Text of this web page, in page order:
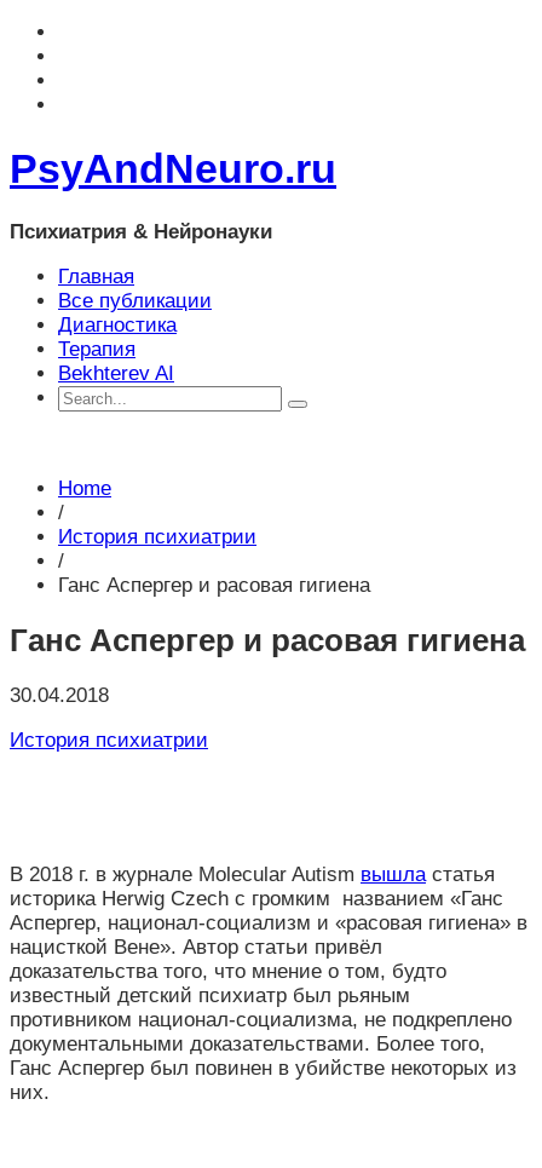
PsyAndNeuro.ru
Психиатрия & Нейронауки
Главная
Все публикации
Диагностика
Терапия
Bekhterev AI
Home
/
История психиатрии
/
Ганс Аспергер и расовая гигиена
Ганс Аспергер и расовая гигиена
30.04.2018
История психиатрии
В 2018 г. в журнале Molecular Autism вышластатья
историка Herwig Czech с громким названием «Ганс
Аспергер, национал-социализм и «расовая гигиена» в
нацисткой Вене». Автор статьи привёл
доказательства того, что мнение о том, будто
известный детский психиатр был рьяным
противником национал-социализма, не подкреплено
документальными доказательствами. Более того,
Ганс Аспергер был повинен в убийстве некоторых из
них.